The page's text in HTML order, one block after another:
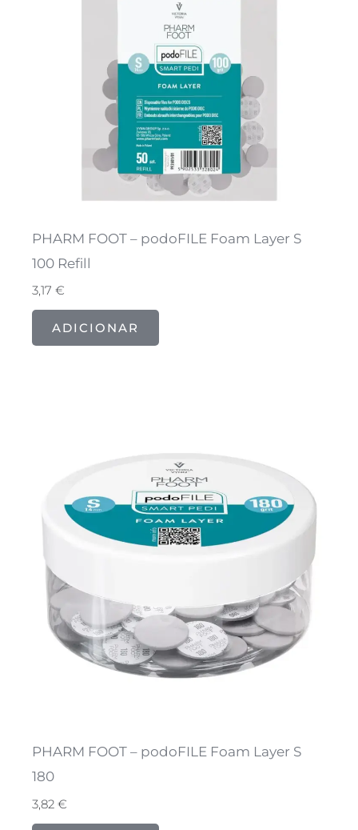
PHARM FOOT – podoFILE Foam Layer S
100 Refill
3,17€
ADICIONAR
PHARM FOOT – podoFILE Foam Layer S
180
3,82€